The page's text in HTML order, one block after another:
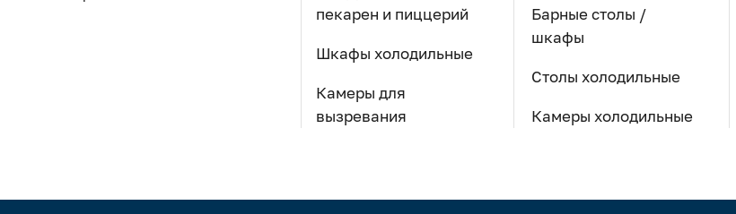
пекарен и пиццерий
Шкафы холодильные
Камеры для
вызревания
Барные столы /
шкафы
Столы холодильные
Камеры холодильные